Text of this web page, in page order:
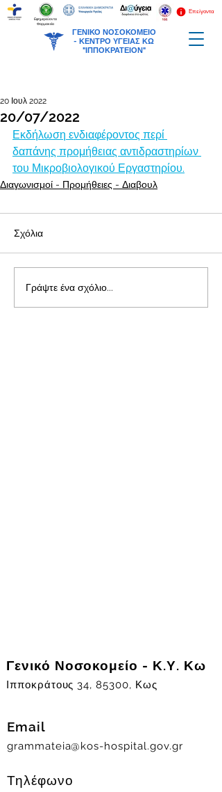
ΓΕΝΙΚΟ ΝΟΣΟΚΟΜΕΙΟ
- ΚΕΝΤΡΟ ΥΓΕΙΑΣ ΚΩ
"ΙΠΠΟΚΡΑΤΕΙΟΝ"
Επείγοντα
Εφημερεύοντα
Φαρμακεία
20/07/2022
20 Ιουλ 2022
Εκδήλωση ενδιαφέροντος περί
δαπάνης προμήθειας αντιδραστηρίων
του Μικροβιολογικού Εργαστηρίου.
Διαγωνισμοί - Προμήθειες - Διαβουλ
Σχόλια
Γράψτε ένα σχόλιο...
Γενικό Νοσοκομείο - Κ.Υ. Κω
Ιπποκράτους 34, 85300, Κως
Email
grammateia@kos-hospital.gov.gr
Τηλέφωνο